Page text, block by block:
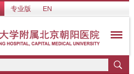
专业版 EN